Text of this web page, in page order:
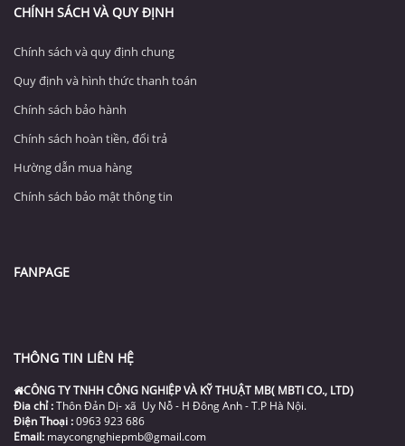
CHÍNH SÁCH VÀ QUY ĐỊNH
Chính sách và quy định chung
Quy định và hình thức thanh toán
Chính sách bảo hành
Chính sách hoàn tiền, đổi trả
Hường dẫn mua hàng
Chính sách bảo mật thông tin
FANPAGE
THÔNG TIN LIÊN HỆ
CÔNG TY TNHH CÔNG NGHIỆP VÀ KỸ THUẬT MB( MBTI CO., LTD)
Đia chỉ :Thôn Đản Dị- xã Uy Nỗ - H Đông Anh - T.P Hà Nội.
Điện Thoại :0963 923 686
Email: maycongnghiepmb@gmail.com